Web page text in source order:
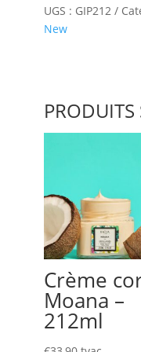
Floral
-
UGS : GIP212
New
PRODUITS
Crème
Moana –
212ml